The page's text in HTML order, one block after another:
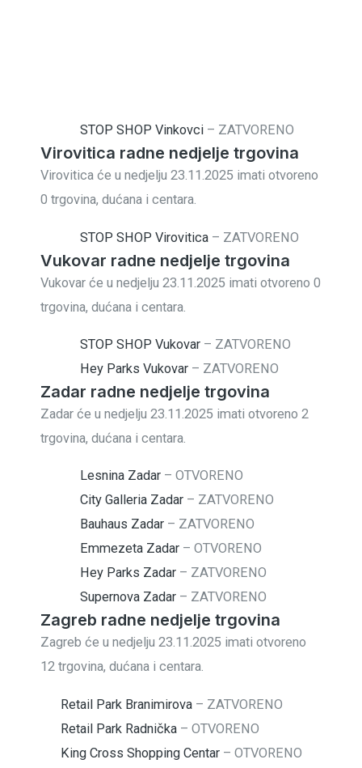
STOP SHOP Vinkovci – ZATVORENO
Virovitica radne nedjelje trgovina
Virovitica će u nedjelju 23.11.2025 imati otvoreno
0 trgovina, dućana i centara.
STOP SHOP Virovitica – ZATVORENO
Vukovar radne nedjelje trgovina
Vukovar će u nedjelju 23.11.2025 imati otvoreno 0
trgovina, dućana i centara.
STOP SHOP Vukovar – ZATVORENO
Hey Parks Vukovar – ZATVORENO
Zadar radne nedjelje trgovina
Zadar će u nedjelju 23.11.2025 imati otvoreno 2
trgovina, dućana i centara.
Lesnina Zadar –OTVORENO
City Galleria Zadar – ZATVORENO
Bauhaus Zadar – ZATVORENO
Emmezeta Zadar –OTVORENO
Hey Parks Zadar – ZATVORENO
Supernova Zadar – ZATVORENO
Zagreb radne nedjelje trgovina
Zagreb će u nedjelju 23.11.2025 imati otvoreno
12 trgovina, dućana i centara.
Retail Park Branimirova– ZATVORENO
Retail Park Radnička– OTVORENO
King Cross Shopping Centar– OTVORENO